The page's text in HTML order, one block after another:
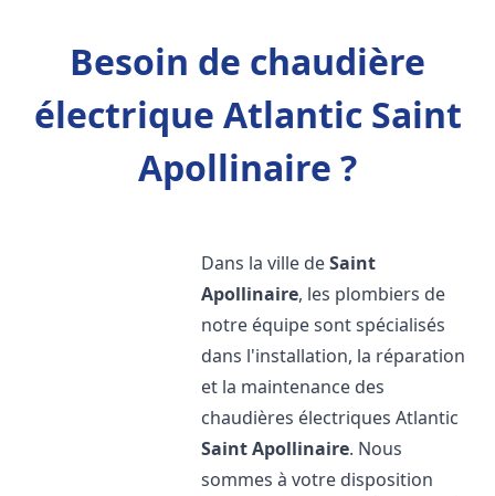
Besoin de chaudière
électrique Atlantic Saint
Apollinaire ?
Dans la ville deSaint
Apollinaire, les plombiers de
notre équipe sont spécialisés
dans l'installation, la réparation
et la maintenance des
chaudières électriques Atlantic
Saint Apollinaire. Nous
sommes à votre disposition